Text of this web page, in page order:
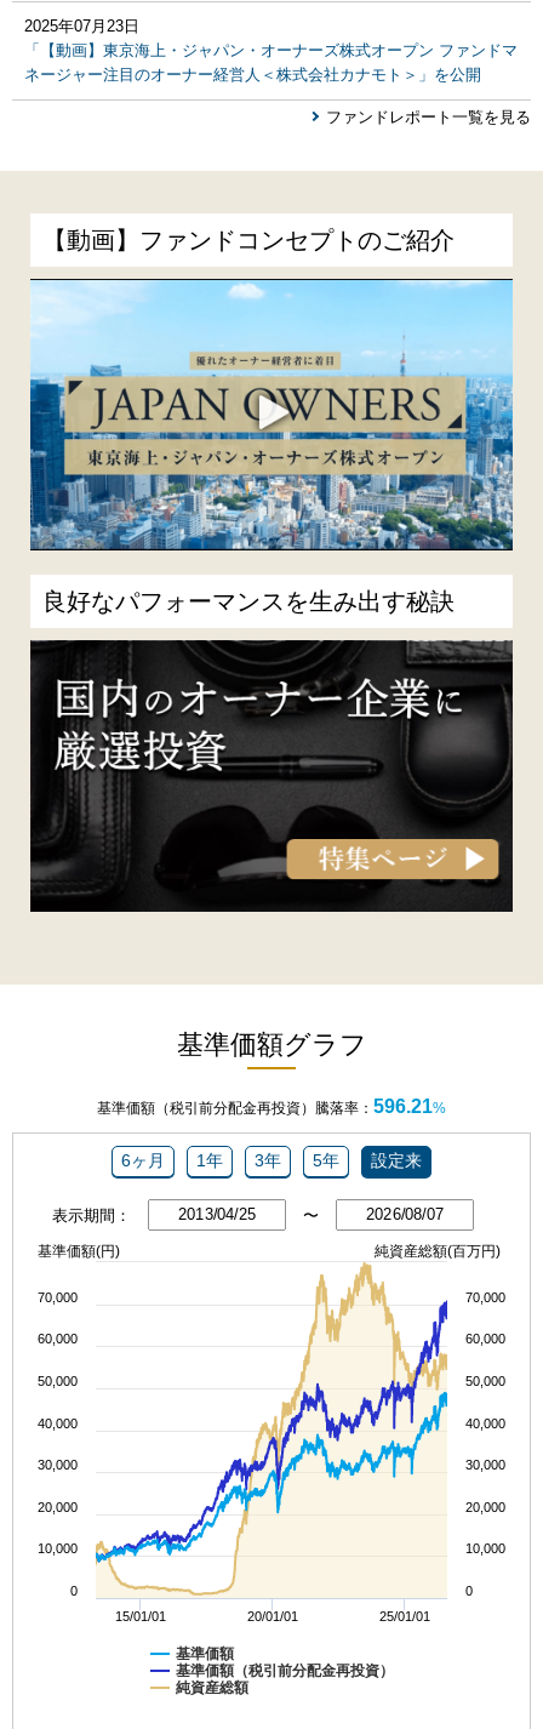
2025年07月23日
「【動画】東京海上・ジャパン・オーナーズ株式オープン ファンドマ
ネージャー注目のオーナー経営人＜株式会社カナモト＞」を公開
ファンドレポート一覧を見る
【動画】ファンドコンセプトのご紹介
良好なパフォーマンスを生み出す秘訣
基準価額グラフ
基準価額（税引前分配金再投資）騰落率： 596.21%
6ヶ月 1年 3年 5年 設定来
表示期間： 〜
基準価額(円) 純資産総額(百万円)
15/01/01 20/01/01 25/01/01
0
10,000
20,000
30,000
40,000
50,000
60,000
70,000
0
10,000
20,000
30,000
40,000
50,000
60,000
70,000
基準価額
基準価額（税引前分配金再投資）
純資産総額